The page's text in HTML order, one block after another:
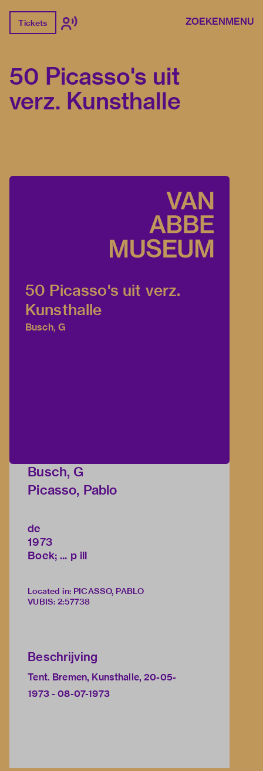
Tickets ZOEKENMENU
50 Picasso's uit
verz. Kunsthalle
50 Picasso's uit verz.
Kunsthalle
Busch, G
Busch, G
Picasso, Pablo
de
1973
Boek; ... p ill
Located in: PICASSO, PABLO
VUBIS: 2:57738
Beschrijving
Tent. Bremen, Kunsthalle, 20-05-
1973 - 08-07-1973